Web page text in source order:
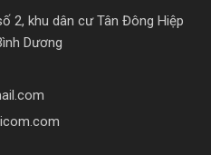
2, khu dân cư Tân Đông Hiệp
Dương